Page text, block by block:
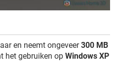
en neemt ongeveer300 MB
het gebruiken op Windows XP